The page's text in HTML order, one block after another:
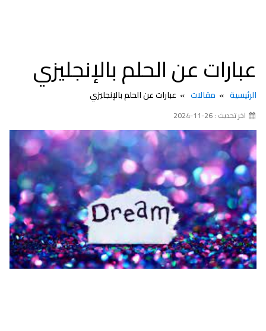
عبارات عن الحلم بالإنجليزي
الرئيسية مقالات عبارات عن الحلم بالإنجليزي
اخر تحديث : 26-11-2024